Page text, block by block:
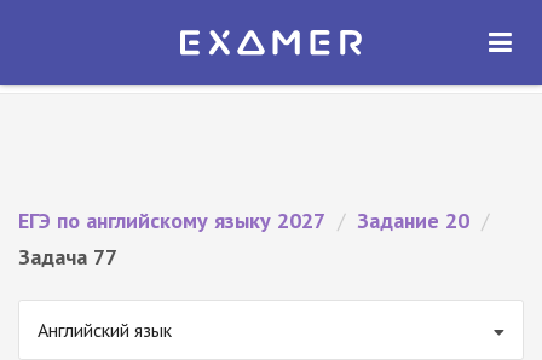
Экзамер — ЕГЭ 2027
ОТКРЫТЬ
ЕГЭ по английскому языку 2027 / Задание 20 /
Задача 77
Английский язык